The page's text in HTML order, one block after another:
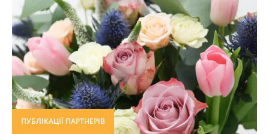
ПУБЛІКАЦІЇ ПАРТНЕРІВ